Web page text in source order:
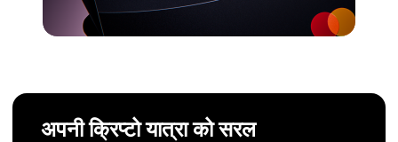
अपनी क्रिप्टो यात्रा को सरल